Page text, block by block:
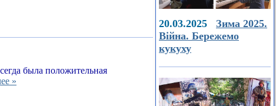
была положительная
»
20.03.2025 Зима 2025.
Війна. Бережемо
кукуху